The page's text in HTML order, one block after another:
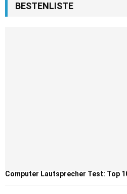
BESTENLISTE
Computer Lautsprecher Test: Top